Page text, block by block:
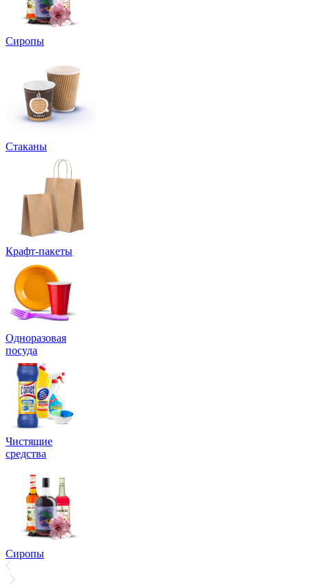
Сиропы
Стаканы
Крафт-пакеты
Одноразовая
посуда
Чистящие
средства
Сиропы